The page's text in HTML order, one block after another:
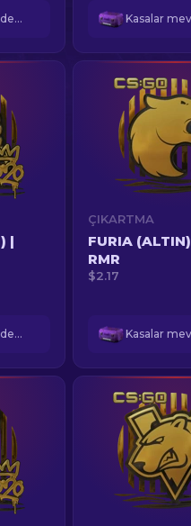
Kasalar mevcut değil
|
Kasalar mevcut değil
ÇIKARTMA
FURIA
RMR
$2.17